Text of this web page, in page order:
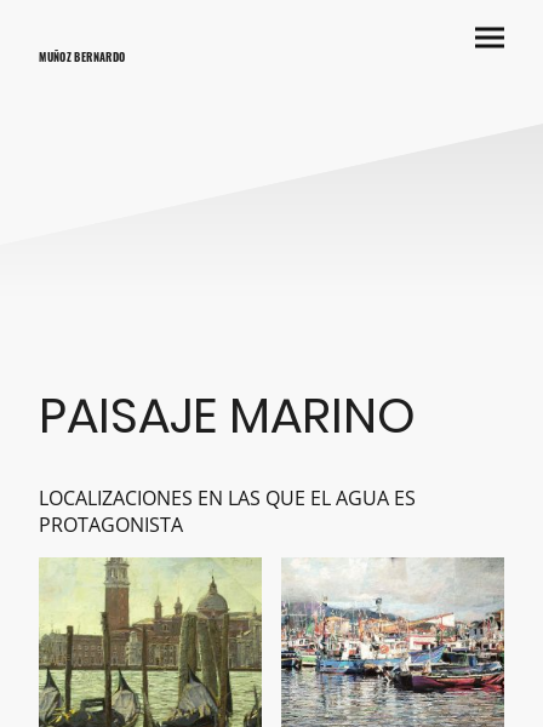
MUÑOZ BERNARDO
PAISAJE MARINO
LOCALIZACIONES EN LAS QUE EL AGUA ES
PROTAGONISTA